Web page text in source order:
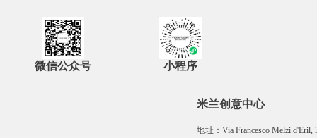
微信公众号 小程序
米兰创意中心
地址：Via Francesco Melzi d'Eril,